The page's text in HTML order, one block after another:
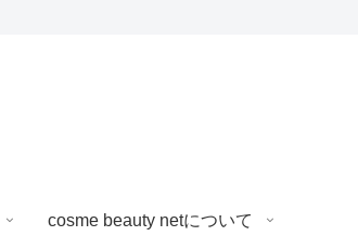
cosme beauty netについて